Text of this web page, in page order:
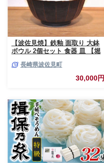
【波佐見焼】鉄釉 面取り 大鉢
ボウル 2個セット 食器 皿 【堀
長崎県波佐見町
30,000円